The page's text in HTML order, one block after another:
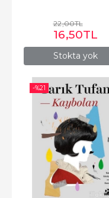
Stokta yok
22,00TL
16,50TL
-%21